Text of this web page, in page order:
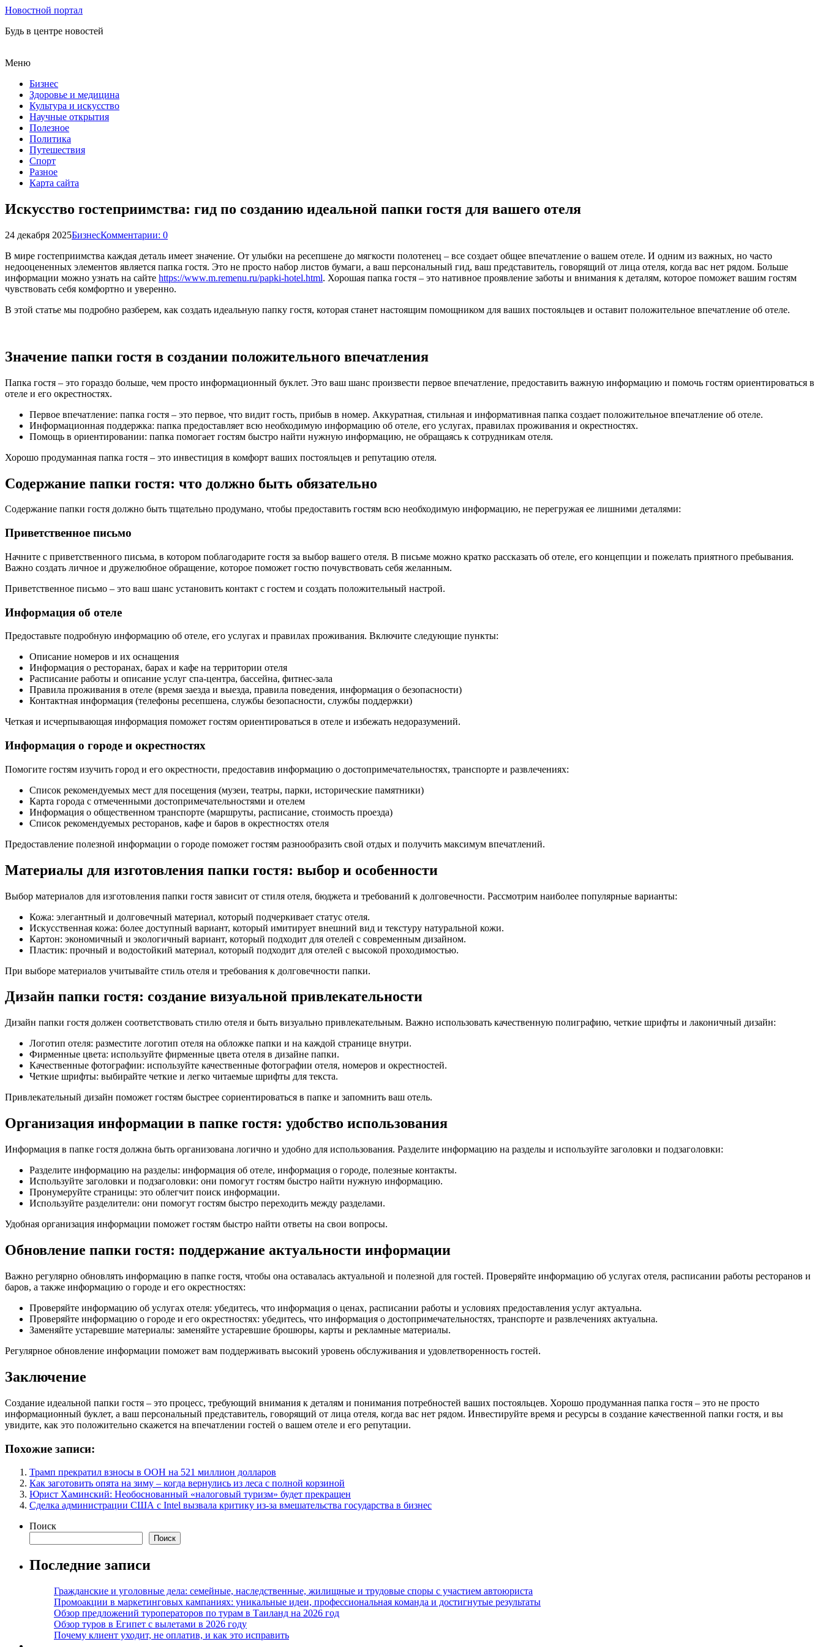
Новостной портал
Будь в центре новостей
Меню
Бизнес
Здоровье и медицина
Культура и искусство
Научные открытия
Полезное
Политика
Путешествия
Спорт
Разное
Карта сайта
Искусство гостеприимства: гид по созданию идеальной папки гостя для вашего отеля
24 декабря 2025БизнесКомментарии: 0
В мире гостеприимства каждая деталь имеет значение. От улыбки на ресепшене до мягкости полотенец – все создает общее впечатление о вашем отеле. И одним из важных, но часто
недооцененных элементов является папка гостя. Это не просто набор листов бумаги, а ваш персональный гид, ваш представитель, говорящий от лица отеля, когда вас нет рядом. Больше
информации можно узнать на сайте https://www.m.remenu.ru/papki-hotel.html. Хорошая папка гостя – это нативное проявление заботы и внимания к деталям, которое поможет вашим гостям
чувствовать себя комфортно и уверенно.
В этой статье мы подробно разберем, как создать идеальную папку гостя, которая станет настоящим помощником для ваших постояльцев и оставит положительное впечатление об отеле.
Значение папки гостя в создании положительного впечатления
Папка гостя – это гораздо больше, чем просто информационный буклет. Это ваш шанс произвести первое впечатление, предоставить важную информацию и помочь гостям ориентироваться в
отеле и его окрестностях.
Первое впечатление: папка гостя – это первое, что видит гость, прибыв в номер. Аккуратная, стильная и информативная папка создает положительное впечатление об отеле.
Информационная поддержка: папка предоставляет всю необходимую информацию об отеле, его услугах, правилах проживания и окрестностях.
Помощь в ориентировании: папка помогает гостям быстро найти нужную информацию, не обращаясь к сотрудникам отеля.
Хорошо продуманная папка гостя – это инвестиция в комфорт ваших постояльцев и репутацию отеля.
Содержание папки гостя: что должно быть обязательно
Содержание папки гостя должно быть тщательно продумано, чтобы предоставить гостям всю необходимую информацию, не перегружая ее лишними деталями:
Приветственное письмо
Начните с приветственного письма, в котором поблагодарите гостя за выбор вашего отеля. В письме можно кратко рассказать об отеле, его концепции и пожелать приятного пребывания.
Важно создать личное и дружелюбное обращение, которое поможет гостю почувствовать себя желанным.
Приветственное письмо – это ваш шанс установить контакт с гостем и создать положительный настрой.
Информация об отеле
Предоставьте подробную информацию об отеле, его услугах и правилах проживания. Включите следующие пункты:
Описание номеров и их оснащения
Информация о ресторанах, барах и кафе на территории отеля
Расписание работы и описание услуг спа-центра, бассейна, фитнес-зала
Правила проживания в отеле (время заезда и выезда, правила поведения, информация о безопасности)
Контактная информация (телефоны ресепшена, службы безопасности, службы поддержки)
Четкая и исчерпывающая информация поможет гостям ориентироваться в отеле и избежать недоразумений.
Информация о городе и окрестностях
Помогите гостям изучить город и его окрестности, предоставив информацию о достопримечательностях, транспорте и развлечениях:
Список рекомендуемых мест для посещения (музеи, театры, парки, исторические памятники)
Карта города с отмеченными достопримечательностями и отелем
Информация о общественном транспорте (маршруты, расписание, стоимость проезда)
Список рекомендуемых ресторанов, кафе и баров в окрестностях отеля
Предоставление полезной информации о городе поможет гостям разнообразить свой отдых и получить максимум впечатлений.
Материалы для изготовления папки гостя: выбор и особенности
Выбор материалов для изготовления папки гостя зависит от стиля отеля, бюджета и требований к долговечности. Рассмотрим наиболее популярные варианты:
Кожа: элегантный и долговечный материал, который подчеркивает статус отеля.
Искусственная кожа: более доступный вариант, который имитирует внешний вид и текстуру натуральной кожи.
Картон: экономичный и экологичный вариант, который подходит для отелей с современным дизайном.
Пластик: прочный и водостойкий материал, который подходит для отелей с высокой проходимостью.
При выборе материалов учитывайте стиль отеля и требования к долговечности папки.
Дизайн папки гостя: создание визуальной привлекательности
Дизайн папки гостя должен соответствовать стилю отеля и быть визуально привлекательным. Важно использовать качественную полиграфию, четкие шрифты и лаконичный дизайн:
Логотип отеля: разместите логотип отеля на обложке папки и на каждой странице внутри.
Фирменные цвета: используйте фирменные цвета отеля в дизайне папки.
Качественные фотографии: используйте качественные фотографии отеля, номеров и окрестностей.
Четкие шрифты: выбирайте четкие и легко читаемые шрифты для текста.
Привлекательный дизайн поможет гостям быстрее сориентироваться в папке и запомнить ваш отель.
Организация информации в папке гостя: удобство использования
Информация в папке гостя должна быть организована логично и удобно для использования. Разделите информацию на разделы и используйте заголовки и подзаголовки:
Разделите информацию на разделы: информация об отеле, информация о городе, полезные контакты.
Используйте заголовки и подзаголовки: они помогут гостям быстро найти нужную информацию.
Пронумеруйте страницы: это облегчит поиск информации.
Используйте разделители: они помогут гостям быстро переходить между разделами.
Удобная организация информации поможет гостям быстро найти ответы на свои вопросы.
Обновление папки гостя: поддержание актуальности информации
Важно регулярно обновлять информацию в папке гостя, чтобы она оставалась актуальной и полезной для гостей. Проверяйте информацию об услугах отеля, расписании работы ресторанов и
баров, а также информацию о городе и его окрестностях:
Проверяйте информацию об услугах отеля: убедитесь, что информация о ценах, расписании работы и условиях предоставления услуг актуальна.
Проверяйте информацию о городе и его окрестностях: убедитесь, что информация о достопримечательностях, транспорте и развлечениях актуальна.
Заменяйте устаревшие материалы: заменяйте устаревшие брошюры, карты и рекламные материалы.
Регулярное обновление информации поможет вам поддерживать высокий уровень обслуживания и удовлетворенность гостей.
Заключение
Создание идеальной папки гостя – это процесс, требующий внимания к деталям и понимания потребностей ваших постояльцев. Хорошо продуманная папка гостя – это не просто
информационный буклет, а ваш персональный представитель, говорящий от лица отеля, когда вас нет рядом. Инвестируйте время и ресурсы в создание качественной папки гостя, и вы
увидите, как это положительно скажется на впечатлении гостей о вашем отеле и его репутации.
Похожие записи:
Трамп прекратил взносы в ООН на 521 миллион долларов
Как заготовить опята на зиму – когда вернулись из леса с полной корзиной
Юрист Хаминский: Необоснованный «налоговый туризм» будет прекращен
Сделка администрации США с Intel вызвала критику из-за вмешательства государства в бизнес
Поиск
Поиск
Последние записи
Гражданские и уголовные дела: семейные, наследственные, жилищные и трудовые споры с участием автоюриста
Промоакции в маркетинговых кампаниях: уникальные идеи, профессиональная команда и достигнутые результаты
Обзор предложений туроператоров по турам в Таиланд на 2026 год
Обзор туров в Египет с вылетами в 2026 году
Почему клиент уходит, не оплатив, и как это исправить